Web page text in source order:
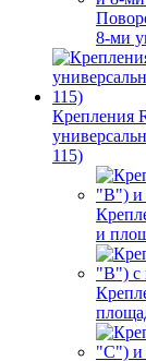
8-ми
Крепления
115)
и